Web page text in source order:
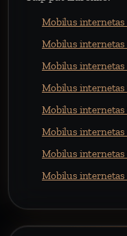
Mobilus internetas
Mobilus internetas
Mobilus internetas
Mobilus
Mobilus internetas
Mobilus internetas
Mobilus internetas
Mobilus